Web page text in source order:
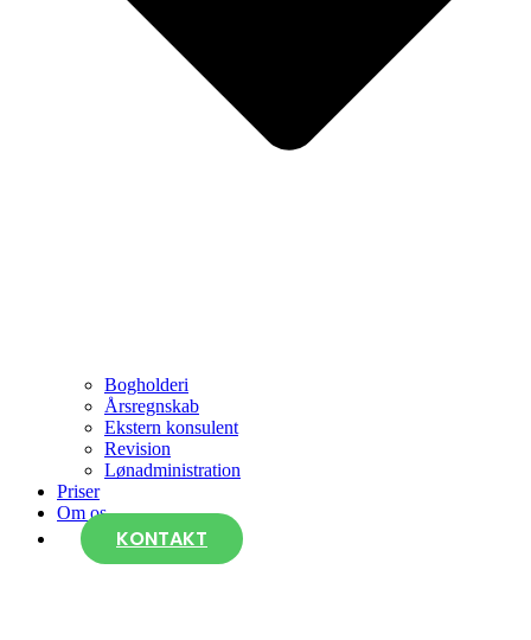
Bogholderi
Årsregnskab
Ekstern konsulent
Revision
Lønadministration
Priser
Om os
KONTAKT